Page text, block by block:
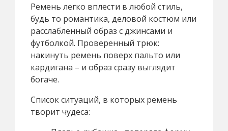
Ремень легко вплести в любой стиль,
будь то романтика, деловой костюм или
расслабленный образ с джинсами и
футболкой. Проверенный трюк:
накинуть ремень поверх пальто или
кардигана – и образ сразу выглядит
богаче.
Список ситуаций, в которых ремень
творит чудеса: